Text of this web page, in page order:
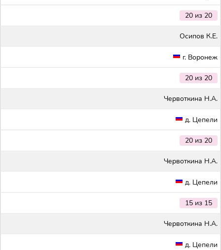
20 из 20
Осипов К.Е.
г. Воронеж
20 из 20
Червоткина Н.А.
д. Цепели
20 из 20
Червоткина Н.А.
д. Цепели
15 из 15
Червоткина Н.А.
д. Цепели